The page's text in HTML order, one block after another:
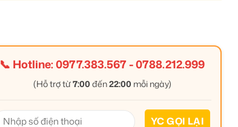
📞 Hotline:0977.383.567-0788.212.999
(Hỗ trợ từ7:00 đến22:00 mỗi ngày)